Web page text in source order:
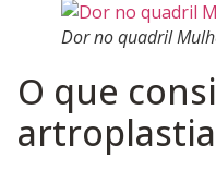
Dor no quadril
O que